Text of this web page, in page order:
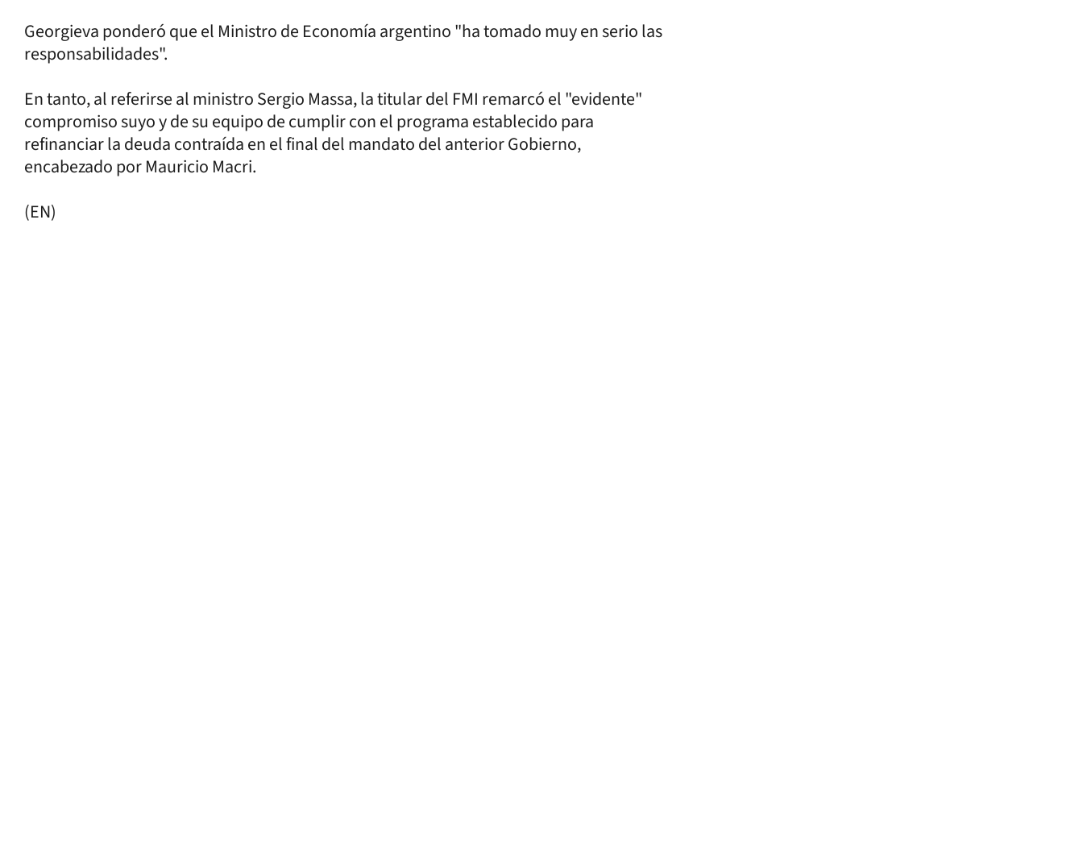
Georgieva ponderó que el Ministro de Economía argentino "ha tomado muy en serio las
responsabilidades".
En tanto, al referirse al ministro Sergio Massa, la titular del FMI remarcó el "evidente"
compromiso suyo y de su equipo de cumplir con el programa establecido para
refinanciar la deuda contraída en el final del mandato del anterior Gobierno,
encabezado por Mauricio Macri.
(EN)